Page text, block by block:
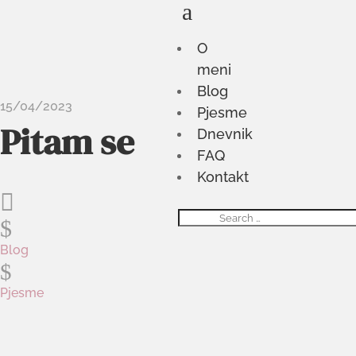
O
meni
Blog
Pjesme
Dnevnik
FAQ
Kontakt
a
15/04/2023
Pitam se

$
Blog
$
Pjesme